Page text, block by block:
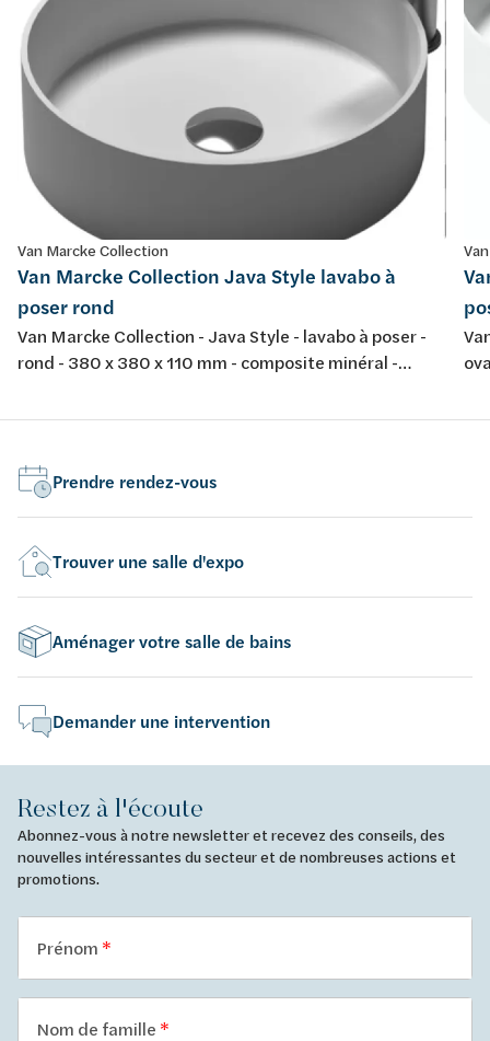
Van Marcke Collection
Van Marcke Collection Java Style lavabo à
poser rond
Van Marcke Collection - Java Style - lavabo à poser -
rond - 380 x 380 x 110 mm - composite minéral -
Prendre rendez-vous
Trouver une salle d'expo
Aménager votre salle de bains
Demander une intervention
Restez à l'écoute
Abonnez-vous à notre newsletter et recevez des conseils, des
nouvelles intéressantes du secteur et de nombreuses actions et
promotions.
Prénom
Nom de famille